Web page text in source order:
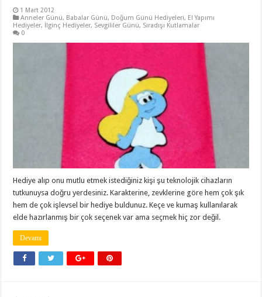
1 Mart 2012
Anneler Günü, Babalar Günü, Doğum Günü Hediyeleri, El Yapımı
Hediyeler, İlginç Hediyeler, Sevgililer Günü, Sıradışı Kutlamalar
0
Hediye alıp onu mutlu etmek istediğiniz kişi şu teknolojik cihazların
tutkunuysa doğru yerdesiniz. Karakterine, zevklerine göre hem çok şık
hem de çok işlevsel bir hediye buldunuz. Keçe ve kumaş kullanılarak
elde hazırlanmış bir çok seçenek var ama seçmek hiç zor değil.
Devamı